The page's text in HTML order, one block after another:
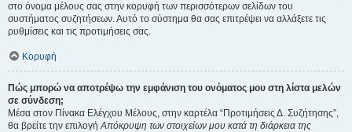
στο όνομα μέλους σας στην κορυφή των περισσότερων σελίδων του
συστήματος συζητήσεων. Αυτό το σύστημα θα σας επιτρέψει να αλλάξετε τις
ρυθμίσεις και τις προτιμήσεις σας.
Κορυφή
Πώς μπορώ να αποτρέψω την εμφάνιση του ονόματος μου στη λίστα μελών
σε σύνδεση;
Μέσα στον Πίνακα Ελέγχου Μέλους, στην καρτέλα “Προτιμήσεις Δ. Συζήτησης”,
θα βρείτε την επιλογήΑπόκρυψη των στοιχείων μου κατά τη διάρκεια της